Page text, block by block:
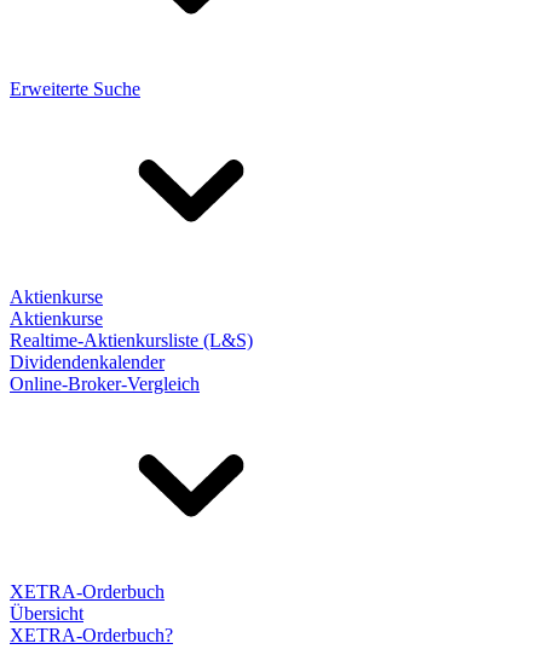
Erweiterte Suche
Aktienkurse
Aktienkurse
Realtime-Aktienkursliste (L&S)
Dividendenkalender
Online-Broker-Vergleich
XETRA-Orderbuch
Übersicht
XETRA-Orderbuch?